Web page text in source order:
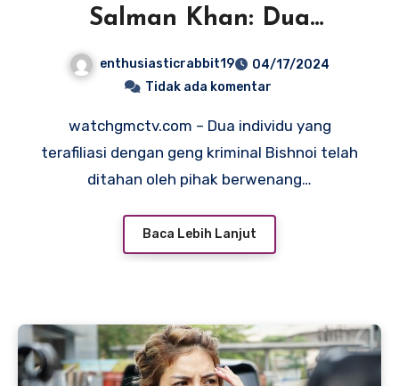
Salman Khan: Dua
Anggota Geng Kriminal
Bishnoi Dibekuk
enthusiasticrabbit19
04/17/2024
Tidak ada komentar
watchgmctv.com – Dua individu yang
terafiliasi dengan geng kriminal Bishnoi telah
ditahan oleh pihak berwenang…
Baca Lebih Lanjut